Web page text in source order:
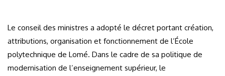
Le conseil des ministres a adopté le décret portant création,
attributions, organisation et fonctionnement de l’École
polytechnique de Lomé. Dans le cadre de sa politique de
modernisation de l’enseignement supérieur, le